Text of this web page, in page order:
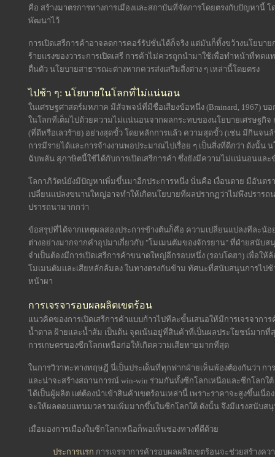
คือ สร้างมาตรการทางการเมืองและสถาบันที่จัดการโดยตรงกับปัญหานี้
พัฒนาไว้
การเปิดเสรีการค้าอาจลดการคอร์รัปชั่นได้ก็จริง แต่มันก็ทิ้งขว้างนโยบ
ร้ายแรงของวาระการเปิดเสรี การค้าไม่ควรถูกนำมาใช้เพื่อทำหน้าที่ท
ตื่นตัว นโยบายสาธารณะต่างหากควรส่งเสริมสิ่งต่าง ๆ เหล่านี้โดยตรง
ไปช้า ๆ: นโยบายในโลกที่ไม่แน่นอน
ในเศรษฐศาสตร์มหภาค มีสัจพจน์ที่มีชื่อเสียงข้อหนึ่ง (Brainard, 1967) บ
ในโลกที่เต็มไปด้วยความไม่แน่นอนจากผลกระทบของนโยบายเศรษฐกิ
(ที่ดีหรือเลวร้าย) อย่างสุดขั้ว โดยหลักการแล้ว ความสุดขั้ว (เช่น มีกินจ
การมีรายได้และการจ้างงานพอประมาณไปเรื่อย ๆ เป็นสิ่งที่ดีกว่า ดังนั้น
ฉับพลัน สุภาษิตนี้ใช้ได้กับการเปิดเสรีการค้า ซึ่งยังมีความไม่แน่นอนและ
โลกาภิวัตน์ยังมีปัญหาเพิ่มขึ้นมาอีกประการหนึ่ง นั่นคือ เงื่อนตาย มีอันตร
เปลี่ยนแปลงขนานใหญ่อาจทำให้เกิดนโยบายที่ผลปรากฏว่าไม่พึงปรารถ
ปรารถนามากกว่า
ข้อสรุปที่ได้จากเหตุผลสองประการข้างต้นก็คือ ความเปลี่ยนแปลงทีละน้
ต่างอย่างมากจากคำอุปมาเกี่ยวกับ "โมเมนตัมของจักรยาน" ที่ฝ่ายสนับ
จำเป็นต้องมีการเปิดเสรีการค้าขนาดใหญ่อีกรอบหนึ่ง (รอบโดฮา) เพื่อใ
โมเมนตัมและเสียหลักล้มลง ในทางตรงกันข้าม ทัศนะที่สนับสนุนการไป
หน้าผา
การเจรจารอบผลผลิตเขตร้อน
แนวคิดของการเปิดเสรีการค้าแบบก้าวไปทีละขั้นเสนอให้มีการเจรจากา
น้ำตาล ฝ้ายและน้ำส้ม เป็นต้น จุดเน้นอยู่ที่สินค้าที่เป็นผลประโยชน์มาก
การเกษตรของซีกโลกเหนือก่อให้เกิดความเสียหายมากที่สุด
ในการวิวาทะทางทฤษฎี นี่เป็นประเด็นที่ทุกฟากฝ่ายเห็นพ้องต้องกันว่า กา
และน่าจะสร้างสถานการณ์ win-win ร่วมกันทั้งซีกโลกเหนือและซีกโลกใ
ได้เป็นผู้ผลิต แต่ต้องนำเข้าสินค้าเขตร้อนเหล่านี้ เพราะราคาจะสูงขึ้นเนื่
จะให้ผลตอบแทนมวลรวมเพิ่มมากขึ้นในซีกโลกใต้ ดังนั้น จึงมีแรงสนับสนุ
เมื่อมองการเมืองในซีกโลกเหนือก็พอเห็นช่องทางที่ดีด้วย
ประการแรก การเจรจาการค้ารอบผลผลิตเขตร้อนจะช่วยสร้างค